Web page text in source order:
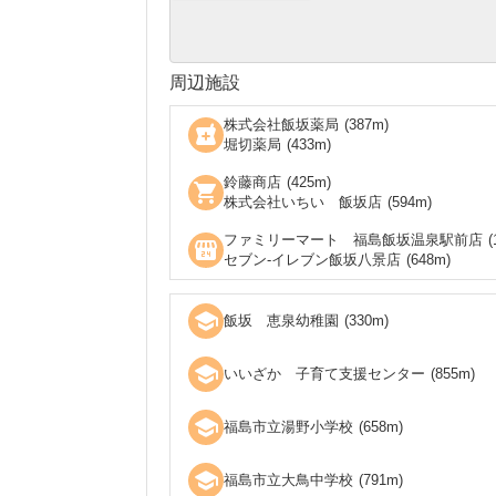
周辺施設
local_pharmacy 株式会社飯坂薬局 (387m)
堀切薬局 (433m)
shopping_cart 鈴藤商店 (425m)
株式会社いちい 飯坂店 (594m)
local_convenience_store ファミリーマート 福島飯坂温泉駅前店 (
セブン‐イレブン飯坂八景店 (648m)
school 飯坂 恵泉幼稚園 (330m)
school いいざか 子育て支援センター (855m)
school 福島市立湯野小学校 (658m)
school 福島市立大鳥中学校 (791m)